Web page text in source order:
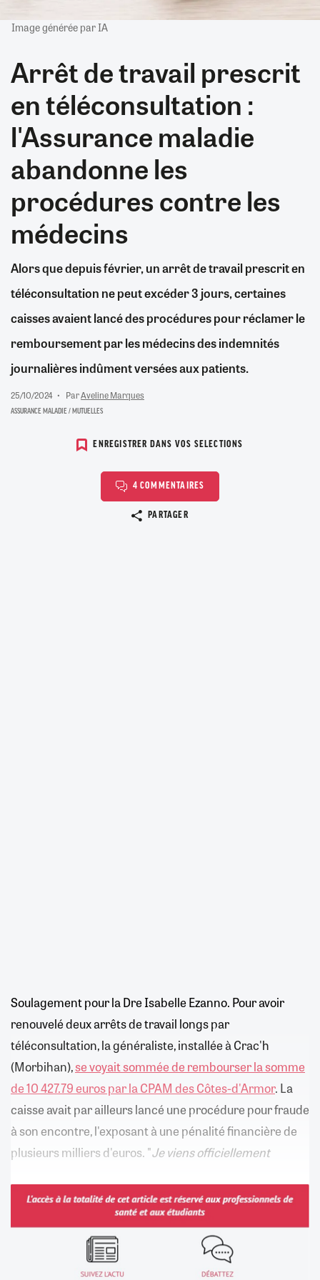
Image générée par IA
Arrêt de travail prescrit
en téléconsultation :
l'Assurance maladie
abandonne les
procédures contre les
médecins
Alors que depuis février, un arrêt de travail prescrit en
téléconsultation ne peut excéder 3 jours, certaines
caisses avaient lancé des procédures pour réclamer le
remboursement par les médecins des indemnités
journalières indûment versées aux patients.
25/10/2024 ParAveline Marques
ASSURANCE MALADIE / MUTUELLES
ENREGISTRER DANS VOS SELECTIONS
4 COMMENTAIRES
PARTAGER
Soulagement pour la Dre Isabelle Ezanno. Pour avoir
renouvelé deux arrêts de travail longs par
téléconsultation, la généraliste, installée à Crac'h
(Morbihan),se voyait sommée de rembourser la somme
de 10 427.79 euros par la CPAM des Côtes-d'Armor. La
caisse avait par ailleurs lancé une procédure pour fraude
à son encontre, l'exposant à une pénalité financière de
plusieurs milliers d'euros. "Je viens officiellement